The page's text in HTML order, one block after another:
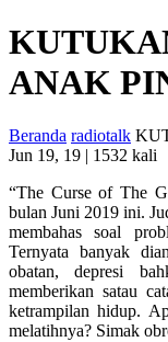
ANAK
Beranda radiotalk
Jun 19, 19 | 1532 kali
“The Curse of The
bulan Juni 2019 ini.
membahas soal
Ternyata banyak
obatan, depresi
memberikan satau
ketrampilan hidup.
melatihnya? Simak